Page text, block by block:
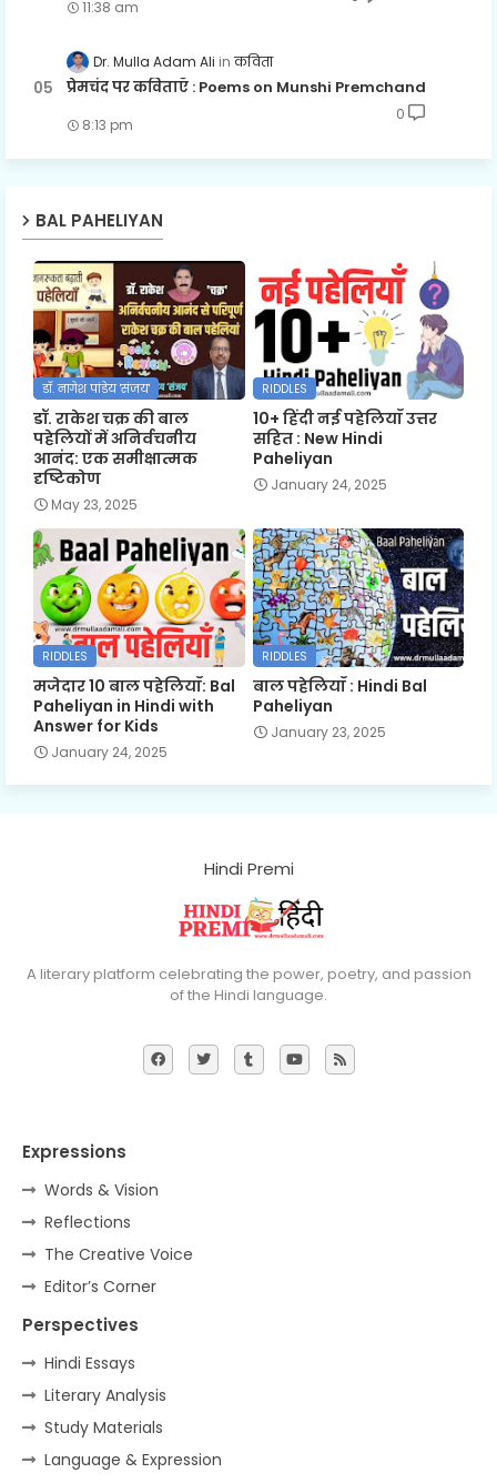
11:38 am
Dr. Mulla Adam Ali कविता
प्रेमचंद पर कविताएँ : Poems on Munshi Premchand
8:13 pm
0
BAL PAHELIYAN
डॉ. नागेश पांडेय 'संजय'
डॉ. राकेश चक्र की बाल
पहेलियों में अनिर्वचनीय
आनंद: एक समीक्षात्मक
दृष्टिकोण
May 23, 2025
RIDDLES
10+ हिंदी नई पहेलियाँ उत्तर
सहित : New Hindi
Paheliyan
January 24, 2025
RIDDLES
मजेदार 10 बाल पहेलियाँ: Bal
Paheliyan in Hindi with
Answer for Kids
January 24, 2025
RIDDLES
बाल पहेलियाँ : Hindi Bal
Paheliyan
January 23, 2025
Hindi Premi
A literary platform celebrating the power, poetry, and passion
of the Hindi language.
Expressions
Words & Vision
Reflections
The Creative Voice
Editor’s Corner
Perspectives
Hindi Essays
Literary Analysis
Study Materials
Language & Expression